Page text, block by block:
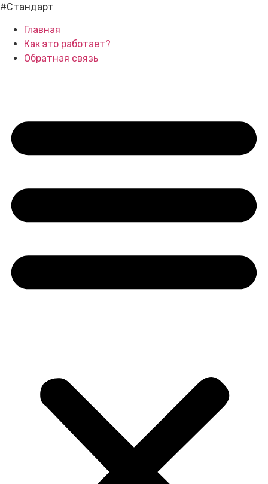
#Стандарт
Главная
Как это работает?
Обратная связь